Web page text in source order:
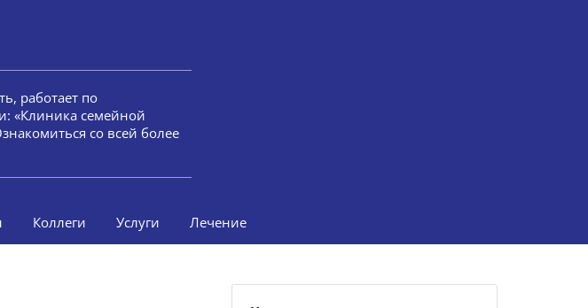
работает по
«Клиника семейной
со всей более
Коллеги Услуги Лечение